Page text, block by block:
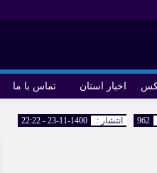
اخبار استان تماس با ما
انتشار : 1400-11-23 - 22:22 962